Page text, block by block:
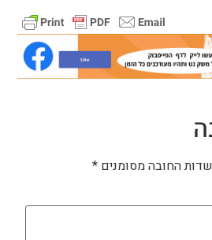
שדות החובה מסומנים *